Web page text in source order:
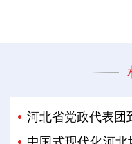
河北省党政代表团